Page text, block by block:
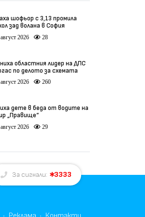
шофьор с 3,13 промила
зад волана в София
2026 28
областния лидер на ДПС
по делото за схемата
2026 260
дете в беда от водите на
„Правище“
2026 29
За сигнали: 3333